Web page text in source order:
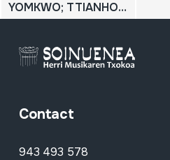
YOMKWO; TTIANHOUN BWABA
Contact
943 493 578